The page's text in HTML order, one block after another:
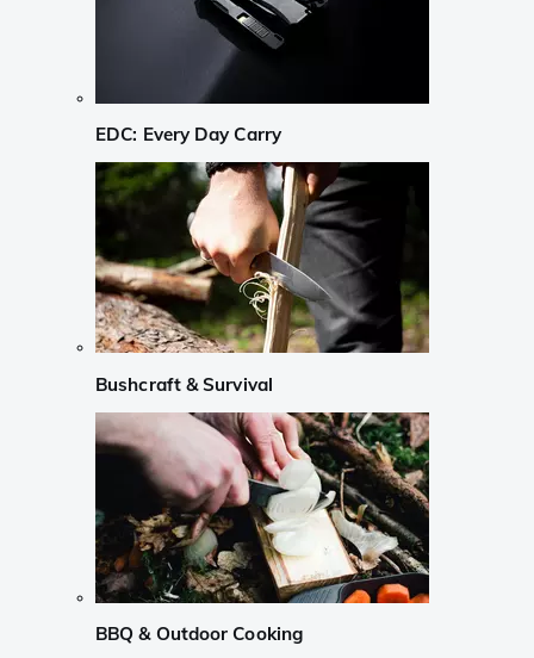
EDC: Every Day Carry
Bushcraft & Survival
BBQ & Outdoor Cooking